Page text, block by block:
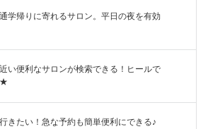
学帰りに寄れるサロン。平日の夜を有効
い便利なサロンが検索できる！ヒールで
★
きたい！急な予約も簡単便利にできる♪